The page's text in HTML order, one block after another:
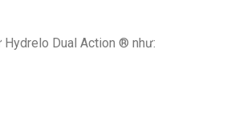
Dual Action ® như: